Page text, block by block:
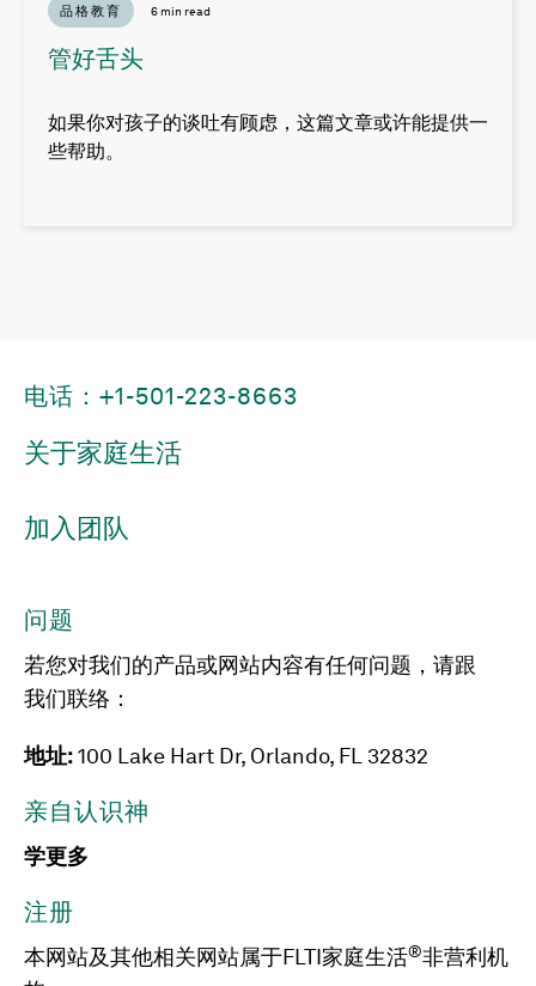
品格教育 6 min read
管好舌头
如果你对孩子的谈吐有顾虑，这篇文章或许能提供一
些帮助。
电话：+1-501-223-8663
关于家庭生活
加入团队
问题
若您对我们的产品或网站内容有任何问题，请跟
我们联络：
地址:100 Lake Hart Dr, Orlando, FL 32832
亲自认识神
学更多
注册
本网站及其他相关网站属于FLTI家庭生活®非营利机